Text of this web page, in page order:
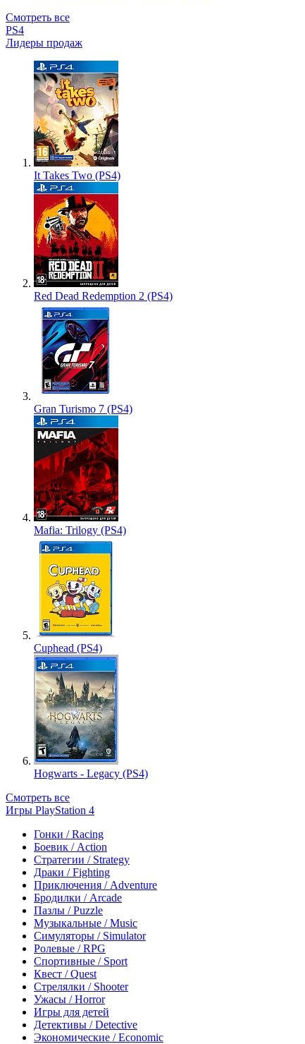
Смотреть все
PS4
Лидеры продаж
It Takes Two (PS4)
Red Dead Redemption 2 (PS4)
Gran Turismo 7 (PS4)
Mafia: Trilogy (PS4)
Cuphead (PS4)
Hogwarts - Legacy (PS4)
Смотреть все
Игры PlayStation 4
Гонки / Racing
Боевик / Action
Стратегии / Strategy
Драки / Fighting
Приключения / Adventure
Бродилки / Arcade
Пазлы / Puzzle
Музыкальные / Music
Симуляторы / Simulator
Ролевые / RPG
Спортивные / Sport
Квест / Quest
Стрелялки / Shooter
Ужасы / Horror
Игры для детей
Детективы / Detective
Экономические / Economic